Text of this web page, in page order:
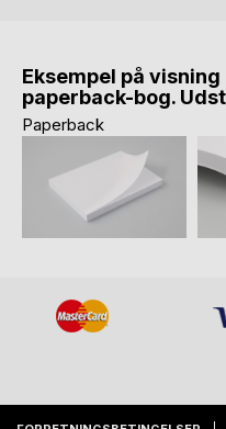
Eksempel på
paperback-bog.
Paperback